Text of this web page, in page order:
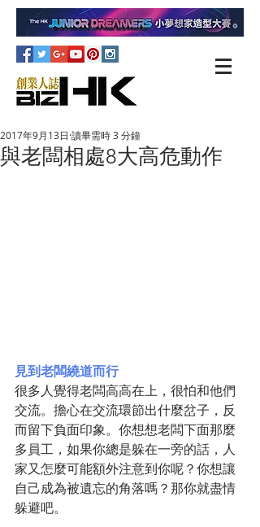
與老闆相處8大高危動作
2017年9月13日 讀畢需時 3 分鐘
見到老闆繞道而行
很多人覺得老闆高高在上，很怕和他們
交流。擔心在交流環節出什麼岔子，反
而留下負面印象。你想想老闆下面那麼
多員工，如果你總是躲在一旁的話，人
家又怎麼可能額外注意到你呢？你想讓
自己成為被遺忘的角落嗎？那你就盡情
躲避吧。